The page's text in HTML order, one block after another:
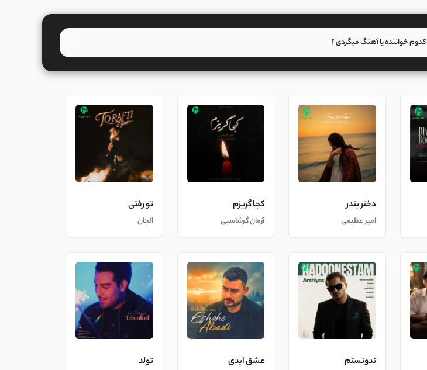
دختر بندر
امیر عظیمی
کجا گریزم
آرمان گرشاسبی
تو رفتی
الجان
ندونستم عشق ابدی تولد